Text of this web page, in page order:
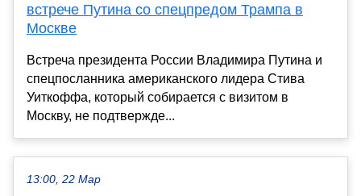
встрече Путина со спецпредом Трампа в
Москве
Встреча президента России Владимира Путина и
спецпосланника американского лидера Стива
Уиткоффа, который собирается с визитом в
Москву, не подтвержде...
13:00, 22 Мар